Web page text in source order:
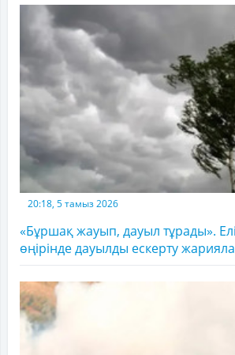
20:18, 5 тамыз 2026
«Бұршақ жауып, дауыл тұрады».
өңірінде дауылды ескерту